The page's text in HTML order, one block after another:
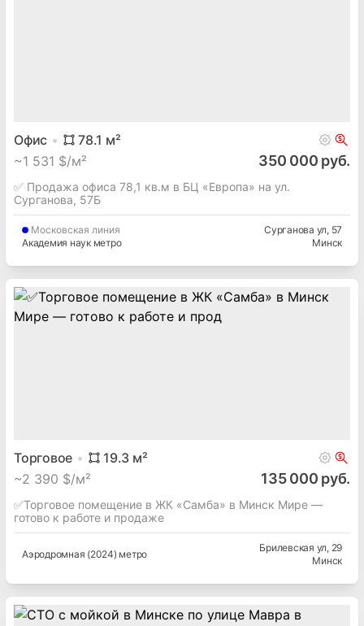
Офис 78.1 м²
~1 531 $/м² 350 000 руб.
✅ Продажа офиса 78,1 кв.м в БЦ «Европа» на ул.
Сурганова, 57Б
Московская линия
Академия наук метро
Сурганова ул, 57
Минск
Торговое 19.3 м²
~2 390 $/м² 135 000 руб.
✅Торговое помещение в ЖК «Самба» в Минск Мире —
готово к работе и продаже
Аэродромная (2024) метро
Брилевская ул, 29
Минск